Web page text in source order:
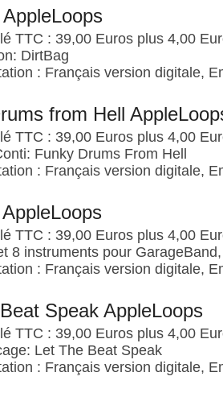
TTC : 39,00 Euros plus 4,00
DirtBag
: Français version digitale,
from Hell
TTC : 39,00 Euros plus 4,00
Funky Drums From Hell
: Français version digitale,
TTC : 39,00 Euros plus 4,00
8 instruments pour
: Français version digitale,
Speak AppleLoops
TTC : 39,00 Euros plus 4,00
Let The Beat Speak
: Français version digitale,